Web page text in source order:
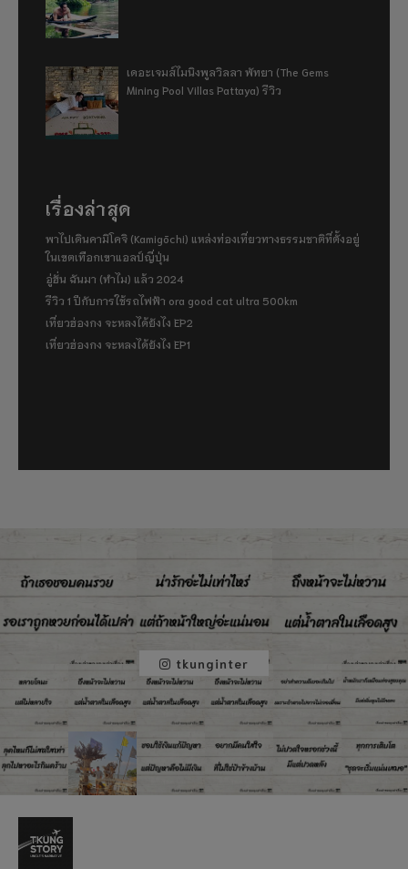
เดอะเจมส์ไมนิงพูลวิลลา พัทยา (The Gems
Mining Pool Villas Pattaya) รีวิว
เรื่องล่าสุด
พาไปเดินคามิโคจิ (Kamigōchi) แหล่งท่องเที่ยวทางธรรมชาติที่ตั้งอยู่
ในเขตเทือกเขาแอลป์ญี่ปุ่น
อู่ฮั่น ฉันมา (ทำไม) แล้ว 2024
รีวิว 1 ปีกับการใช้รถไฟฟ้า ora good cat ultra 500km
เที่ยวฮ่องกง จะหลงได้ยังไง EP2
เที่ยวฮ่องกง จะหลงได้ยังไง EP1
tkunginter